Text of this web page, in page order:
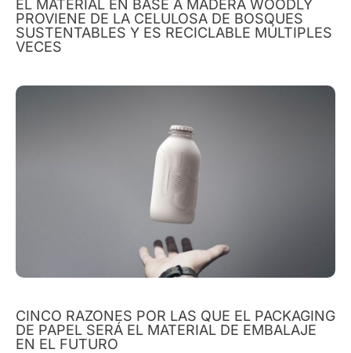
EL MATERIAL EN BASE A MADERA WOODLY
PROVIENE DE LA CELULOSA DE BOSQUES
SUSTENTABLES Y ES RECICLABLE MÚLTIPLES
VECES
CINCO RAZONES POR LAS QUE EL PACKAGING
DE PAPEL SERÁ EL MATERIAL DE EMBALAJE
EN EL FUTURO